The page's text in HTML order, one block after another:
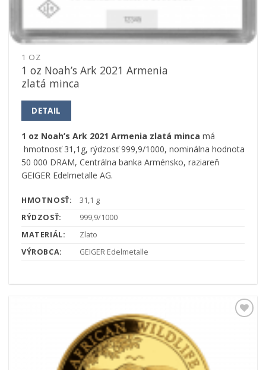
1 OZ
1 oz Noah’s Ark 2021 Armenia
zlatá minca
DETAIL
1 oz Noah’s Ark 2021 Armenia zlatá minca má
hmotnosť 31,1g, rýdzosť 999,9/1000, nominálna hodnota
50 000 DRAM, Centrálna banka Arménsko, raziareň
GEIGER Edelmetalle AG.
HMOTNOSŤ:
31,1 g
RÝDZOSŤ:
999,9/1000
MATERIÁL:
Zlato
VÝROBCA:
GEIGER Edelmetalle